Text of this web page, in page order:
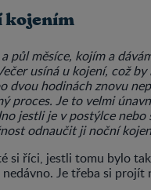
kojením
půl měsíce, kojím a
usíná u kojení, což
dvou hodinách znovu
proces. Je to velmi
jestli je v postýlce nebo
odnaučit ji noční
si říci, jestli tomu bylo
nedávno. Je třeba si projít